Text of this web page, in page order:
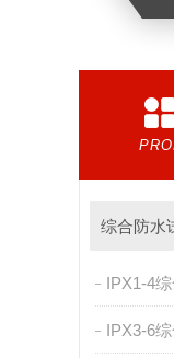
综合防水
IPX1-4
IPX3-6